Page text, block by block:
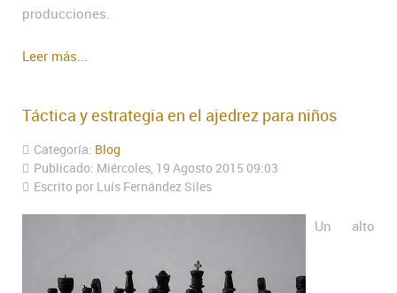
producciones.
Leer más...
Táctica y estrategia en el ajedrez para niños
Categoría: Blog
Publicado: Miércoles, 19 Agosto 2015 09:03
Escrito por Luís Fernández Siles
Un alto